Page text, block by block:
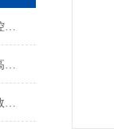
插入式风机与轴流风机在噪音控制上有何差异？
环保风机维护保养指南，确保高效稳定运行
环保风机的维护保养：确保高效运行的关键